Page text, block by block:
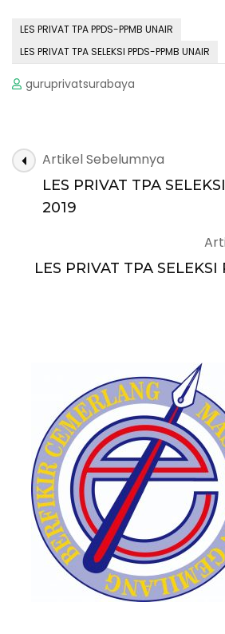
LES PRIVAT TPA PPDS-PPMB UNAIR
LES PRIVAT TPA SELEKSI PPDS-PPMB UNAIR
guruprivatsurabaya
Navigasi
Artikel
Artikel Sebelumnya
LES PRIVAT TPA
2019
LES PRIVAT TPA